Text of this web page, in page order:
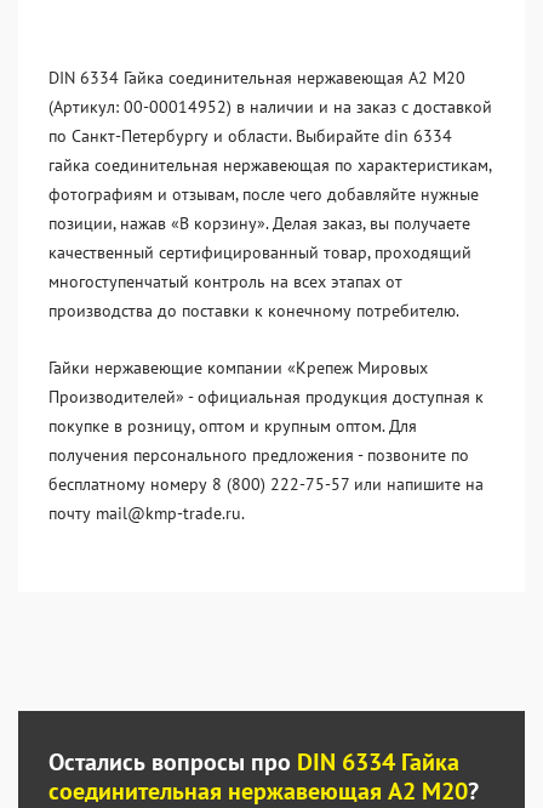
DIN 6334 Гайка соединительная нержавеющая А2 М20
(Артикул: 00-00014952) в наличии и на заказ с доставкой
по Санкт-Петербургу и области. Выбирайте din 6334
гайка соединительная нержавеющая по характеристикам,
фотографиям и отзывам, после чего добавляйте нужные
позиции, нажав «В корзину». Делая заказ, вы получаете
качественный сертифицированный товар, проходящий
многоступенчатый контроль на всех этапах от
производства до поставки к конечному потребителю.
Гайки нержавеющие компании «Крепеж Мировых
Производителей» - официальная продукция доступная к
покупке в розницу, оптом и крупным оптом. Для
получения персонального предложения - позвоните по
бесплатному номеру 8 (800) 222-75-57 или напишите на
почту mail@kmp-trade.ru.
Остались вопросы про DIN 6334 Гайка
соединительная нержавеющая А2 М20?